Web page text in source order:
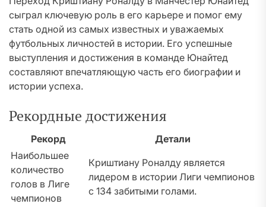
сыграл ключевую роль в его карьере и помог ему
стать одной из самых известных и уважаемых
футбольных личностей в истории. Его успешные
выступления и достижения в команде Юнайтед
составляют впечатляющую часть его биографии и
истории успеха.
Рекордные достижения
Рекорд
Детали
Наибольшее
количество
голов в Лиге
чемпионов
Криштиану Роналду является
лидером в истории Лиги чемпионов
с 134 забитыми голами.